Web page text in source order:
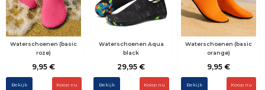
Waterschoenen (basic
roze)
9,95 €
Bekijk Koop nu
Waterschoenen Aqua
black
29,95 €
Bekijk Koop nu
Waterschoenen (basic
orange)
9,95 €
Bekijk Koop nu